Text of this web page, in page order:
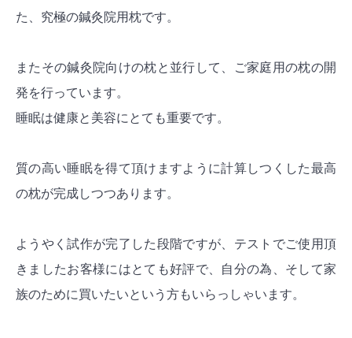
た、究極の鍼灸院用枕です。
またその鍼灸院向けの枕と並行して、ご家庭用の枕の開
発を行っています。
睡眠は健康と美容にとても重要です。
質の高い睡眠を得て頂けますように計算しつくした最高
の枕が完成しつつあります。
ようやく試作が完了した段階ですが、テストでご使用頂
きましたお客様にはとても好評で、自分の為、そして家
族のために買いたいという方もいらっしゃいます。